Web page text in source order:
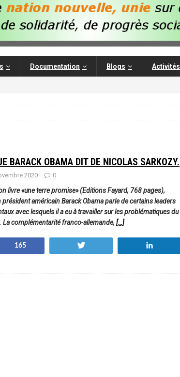
Documentation Blogs Activités
BARACK OBAMA DIT DE NICOLAS SARKOZY.
2020 0
livre «une terre promise» (Editions Fayard, 768 pages),
président américain Barack Obama parle de certains leaders
avec lesquels il a eu à travailler sur les problématiques du
La complémentarité franco-allemande, […]
Partagez
165